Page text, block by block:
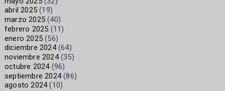
abril 2025 (19)
marzo 2025 (40)
febrero 2025 (11)
enero 2025 (56)
diciembre 2024(64)
noviembre 2024(35)
octubre 2024(96)
septiembre 2024(86)
agosto 2024(10)